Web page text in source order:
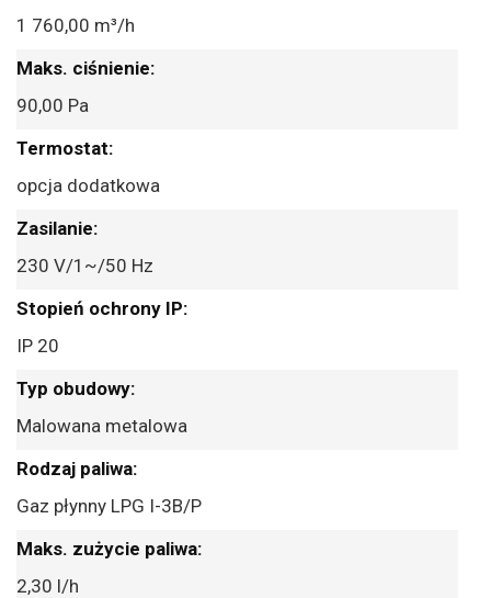
1 760,00 m³/h
90,00 Pa
opcja dodatkowa
230 V/1~/50 Hz
IP 20
Malowana metalowa
Gaz płynny LPG I-3B/P
2,30 l/h